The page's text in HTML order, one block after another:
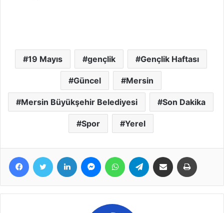
19 Mayıs gençlik Gençlik Haftası
Güncel Mersin
Mersin Büyükşehir Belediyesi Son Dakika
Spor Yerel
FacebookTwitter LinkedIn MessengerWhatsAppTelegram E-Posta ile paylaş